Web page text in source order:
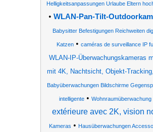
Helligkeitsanpassungen Urlaube Eltern
• WLAN-Pan-Tilt-
Babysitter Befestigungen Reichweiten
Katzen • caméras de surveillance IP
WLAN-IP-Überwachungskameras
mit 4K, Nachtsicht, Objekt-
Babyüberwachungen Bildschirme
intelligente•
extérieure avec 2K, vision
Kameras • Hausüberwachungen